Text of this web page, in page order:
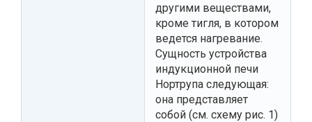
другими веществами,
кроме тигля, в котором
ведется нагревание.
Сущность устройства
индукционной печи
Нортрупа следующая:
она представляет
собой (см. схему рис. 1)